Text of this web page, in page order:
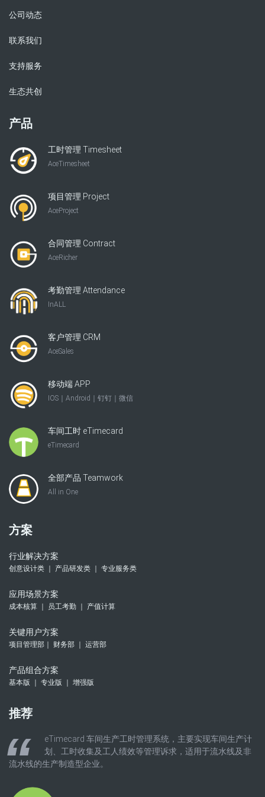
公司动态
联系我们
支持服务
生态共创
产品
工时管理 Timesheet
AceTimesheet
项目管理 Project
AceProject
合同管理 Contract
AceRicher
考勤管理 Attendance
InALL
客户管理 CRM
AceSales
移动端 APP
IOS｜Android｜钉钉｜微信
车间工时 eTimecard
eTimecard
全部产品 Teamwork
All in One
方案
行业解决方案
创意设计类 ｜ 产品研发类 ｜ 专业服务类
应用场景方案
成本核算 ｜ 员工考勤 ｜ 产值计算
关键用户方案
项目管理部｜ 财务部 ｜ 运营部
产品组合方案
基本版 ｜ 专业版 ｜ 增强版
推荐
eTimecard 车间生产工时管理系统，主要实现车间生产计
划、工时收集及工人绩效等管理诉求，适用于流水线及非
流水线的生产制造型企业。